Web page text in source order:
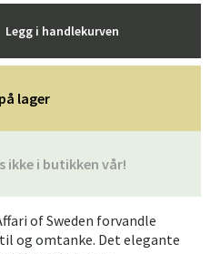
Legg i handlekurven
ikke i butikken vår!
lager
of Sweden forvandle
og omtanke. Det elegante